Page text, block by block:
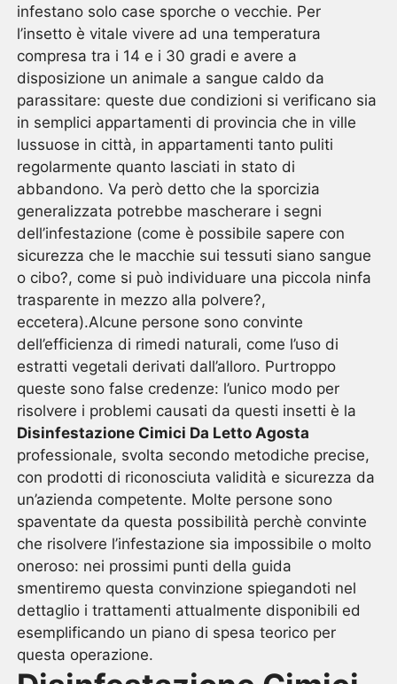
infestano solo case sporche o vecchie. Per
l’insetto è vitale vivere ad una temperatura
compresa tra i 14 e i 30 gradi e avere a
disposizione un animale a sangue caldo da
parassitare: queste due condizioni si verificano sia
in semplici appartamenti di provincia che in ville
lussuose in città, in appartamenti tanto puliti
regolarmente quanto lasciati in stato di
abbandono. Va però detto che la sporcizia
generalizzata potrebbe mascherare i segni
dell’infestazione (come è possibile sapere con
sicurezza che le macchie sui tessuti siano sangue
o cibo?, come si può individuare una piccola ninfa
trasparente in mezzo alla polvere?,
eccetera).Alcune persone sono convinte
dell’efficienza di rimedi naturali, come l’uso di
estratti vegetali derivati dall’alloro. Purtroppo
queste sono false credenze: l’unico modo per
risolvere i problemi causati da questi insetti è la
Disinfestazione Cimici Da Letto Agosta
professionale, svolta secondo metodiche precise,
con prodotti di riconosciuta validità e sicurezza da
un’azienda competente. Molte persone sono
spaventate da questa possibilità perchè convinte
che risolvere l’infestazione sia impossibile o molto
oneroso: nei prossimi punti della guida
smentiremo questa convinzione spiegandoti nel
dettaglio i trattamenti attualmente disponibili ed
esemplificando un piano di spesa teorico per
questa operazione.